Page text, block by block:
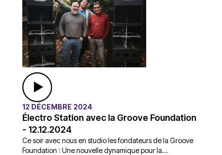
12 DÉCEMBRE 2024
Électro Station avec la Groove Foundation
- 12.12.2024
Ce soir avec nous en studio les fondateurs de la Groove
Foundation : Une nouvelle dynamique pour la...